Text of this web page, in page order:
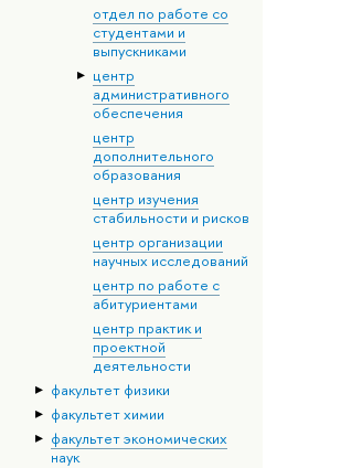
отдел по работе со
студентами и
выпускниками
центр
административного
обеспечения
центр
дополнительного
образования
центр изучения
стабильности и рисков
центр организации
научных исследований
центр по работе с
абитуриентами
центр практик и
проектной
деятельности
факультет физики
факультет химии
факультет экономических
наук